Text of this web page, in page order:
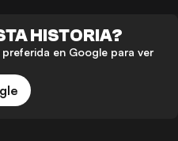
HISTORIA?
en Google para ver